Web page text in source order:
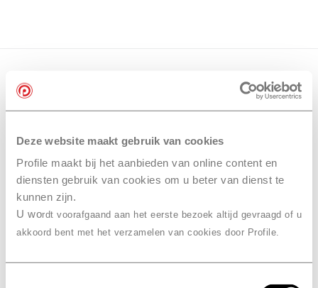
Deze website maakt gebruik van cookies
Profile maakt bij het aanbieden van online content en
diensten gebruik van cookies om u beter van dienst te
kunnen zijn.
U wordt voorafgaand aan het eerste bezoek altijd gevraagd of u
akkoord bent met het verzamelen van cookies door Profile.